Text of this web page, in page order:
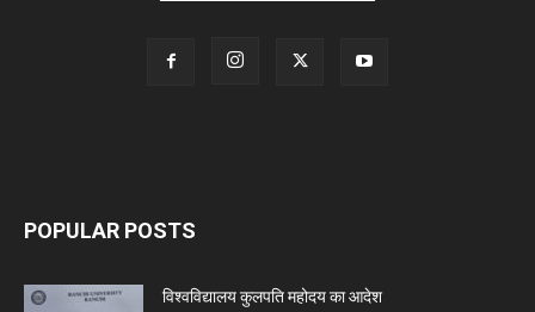
POPULAR POSTS
विश्वविद्यालय कुलपति महोदय का आदेश